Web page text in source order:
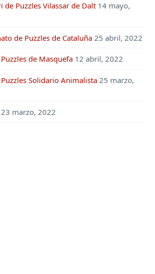
de Puzzles Vilassar de Dalt 14 mayo,
de Puzzles de Cataluña 25 abril, 2022
de Masquefa 12 abril, 2022
Solidario Animalista 25 marzo,
23 marzo, 2022